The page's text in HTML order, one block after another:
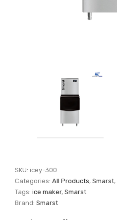
SKU:icey-300
Categories:All Products,Smarst,
Tags:ice maker,Smarst
Brand:Smarst